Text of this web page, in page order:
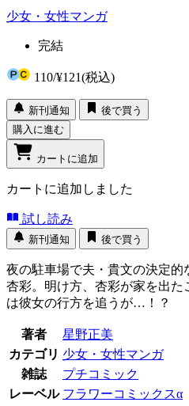
少女・女性マンガ
完結
110/¥121(税込)
新刊通知
後で買う
購入に進む
カートに追加
カートに追加しました
試し読み
新刊通知 後で買う
夜の駐車場で夫・貴文の決定的
杏彩。明け方、杏彩が家を出
は彼女の行方を追うが…！？
著者
星野正美
カテゴリ 少女・女性マンガ
雑誌
プチコミック
レーベル フラワーコミックスα